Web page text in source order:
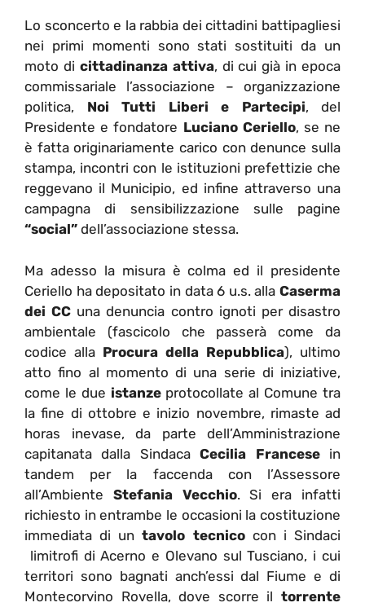
Lo sconcerto e la rabbia dei cittadini battipagliesi
nei primi momenti sono stati sostituiti da un
moto di cittadinanza attiva, di cui già in epoca
commissariale l’associazione – organizzazione
politica, Noi Tutti Liberi e Partecipi, del
Presidente e fondatore Luciano Ceriello, se ne
è fatta originariamente carico con denunce sulla
stampa, incontri con le istituzioni prefettizie che
reggevano il Municipio, ed infine attraverso una
campagna di sensibilizzazione sulle pagine
“social” dell’associazione stessa.
Ma adesso la misura è colma ed il presidente
Ceriello ha depositato in data 6 u.s. alla Caserma
dei CC una denuncia contro ignoti per disastro
ambientale (fascicolo che passerà come da
codice alla Procura della Repubblica), ultimo
atto fino al momento di una serie di iniziative,
come le due istanzeprotocollate al Comune tra
la fine di ottobre e inizio novembre, rimaste ad
horas inevase, da parte dell’Amministrazione
capitanata dalla SindacaCecilia Francesein
tandem per la faccenda con l’Assessore
all’Ambiente Stefania Vecchio. Si era infatti
richiesto in entrambe le occasioni la costituzione
immediata di untavolo tecnicocon i Sindaci
limitrofi di Acerno e Olevano sul Tusciano, i cui
territori sono bagnati anch’essi dal Fiume e di
Montecorvino Rovella, dove scorre il torrente